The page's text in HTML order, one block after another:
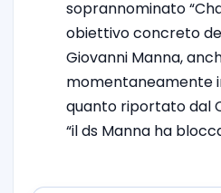
soprannominato
obiettivo concreto
Giovanni Manna,
momentaneamente
quanto riportato dal
“il ds Manna ha